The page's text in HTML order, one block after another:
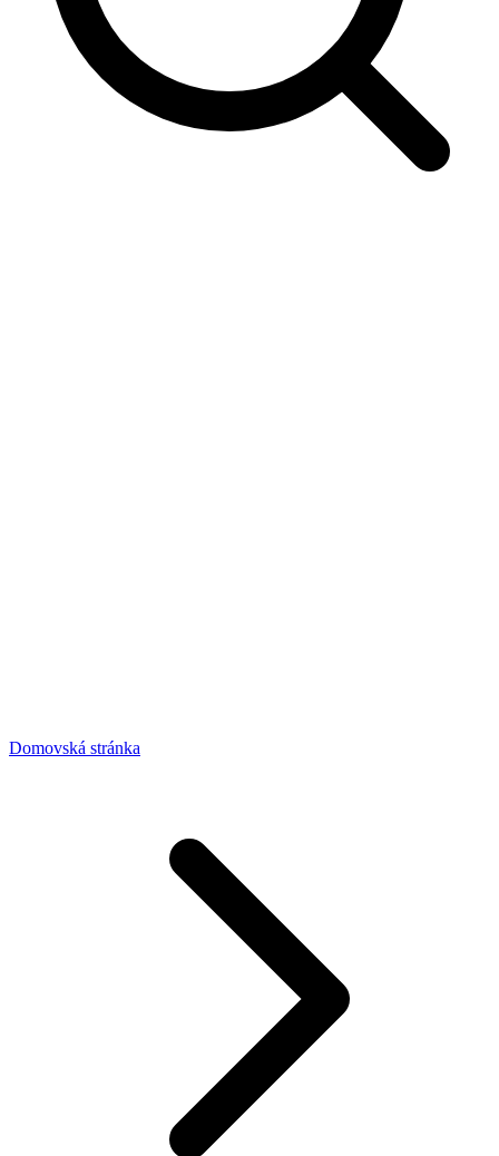
Domovská stránka